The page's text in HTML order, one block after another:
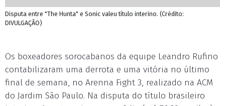
Disputa entre "The Hunta" e Sonic valeu título interino. (Crédito:
DIVULGAÇÃO)
Os boxeadores sorocabanos da equipe Leandro Rufino
contabilizaram uma derrota e uma vitória no último
final de semana, no Arenna Fight 3, realizado na ACM
do Jardim São Paulo. Na disputa do título brasileiro